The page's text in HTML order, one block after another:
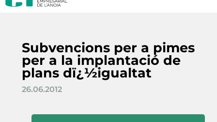
Subvencions per a pimes
per a la implantació de
plans dï¿½igualtat
26.06.2012